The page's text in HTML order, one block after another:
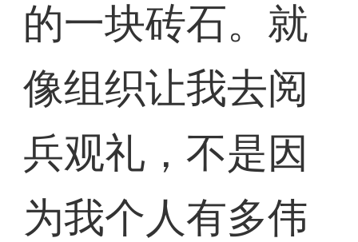
的一块砖石。就
像组织让我去阅
兵观礼，不是因
为我个人有多伟